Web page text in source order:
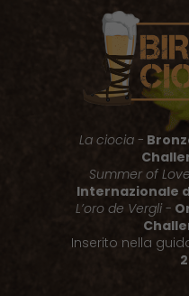
La ciocia -
Summer of Love
Internazionale
L’oro de Vergli -
Inserito nella